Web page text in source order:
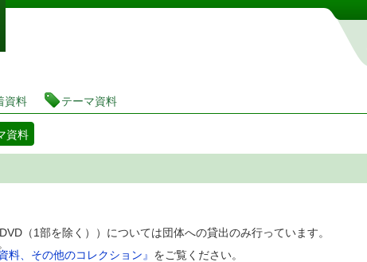
図書館 蔵書検索・予約システム
資料 テーマ資料
資料
（1部を除く））については団体への貸出のみ行っています。
料、その他のコレクション』 をご覧ください。